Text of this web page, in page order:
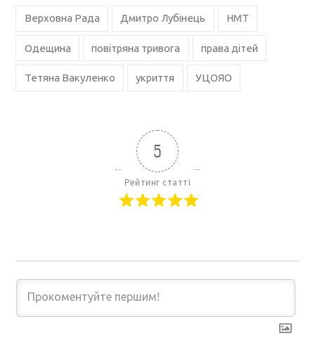
Верховна Рада Дмитро Лубінець НМТ
Одещина повітряна тривога права дітей
Тетяна Вакуленко укриття УЦОЯО
5
Рейтинг статті